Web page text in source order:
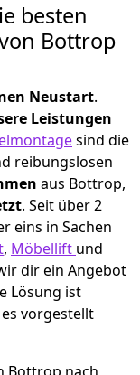
besten
Bottrop
Neustart.
Leistungen
sind die
reibungslosen
aus Bottrop,
. Seit über 2
eins in Sachen
, Möbellift und
dir ein Angebot
Lösung ist
vorgestellt